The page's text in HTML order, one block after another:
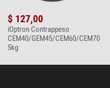
$ 127,00
iOptron Contrappeso
CEM40/GEM45/CEM60/CEM70
5kg